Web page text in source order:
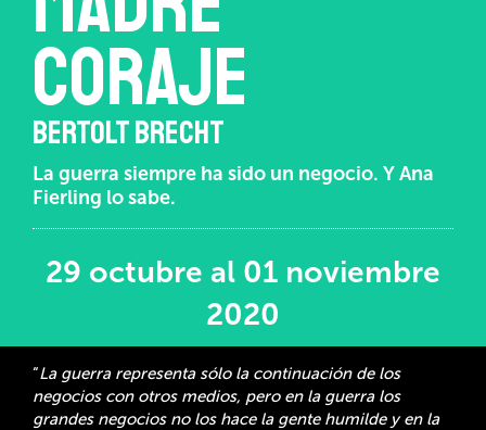
coraje
BERTOLT BRECHT
La guerra siempre ha sido un negocio. Y Ana
Fierling lo sabe.
29 octubre al 01 noviembre
2020
“La guerra representa sólo la continuación de los
negocios con otros medios, pero en la guerra los
grandes negocios no los hace la gente humilde y en la